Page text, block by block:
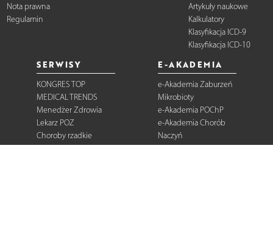
Nota prawna
Regulamin
Artykuły naukowe
Kalkulatory
Klasyfikacja ICD-9
Klasyfikacja ICD-10
SERWISY
KONGRES TOP
MEDICAL TRENDS
Menedżer Zdrowia
Lekarz POZ
Choroby rzadkie
Dermatologia
E-AKADEMIA
e-Akademia Zaburzeń
Mikrobioty
e-Akademia POChP
e-Akademia Chorób
Naczyń